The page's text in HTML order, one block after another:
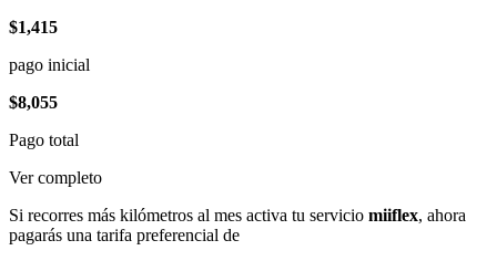
$1,415
pago inicial
$8,055
Pago total
Ver completo
Si recorres más kilómetros al mes activa tu servicio miiflex, ahora
pagarás una tarifa preferencial de